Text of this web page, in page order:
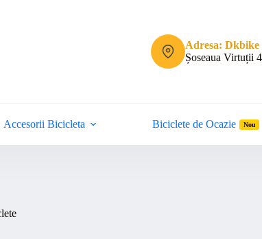
Adresa: Dkbike
Șoseaua Virtuții
Accesorii Bicicleta Biciclete de Ocazie Nou